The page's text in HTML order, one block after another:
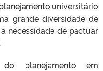
universitário
grande diversidade de
necessidade de pactuar
planejamento em